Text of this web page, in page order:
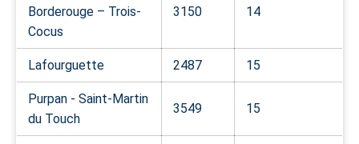
Borderouge – Trois-
Cocus
3150 14
Lafourguette 2487 15
Purpan - Saint-Martin
du Touch
3549 15